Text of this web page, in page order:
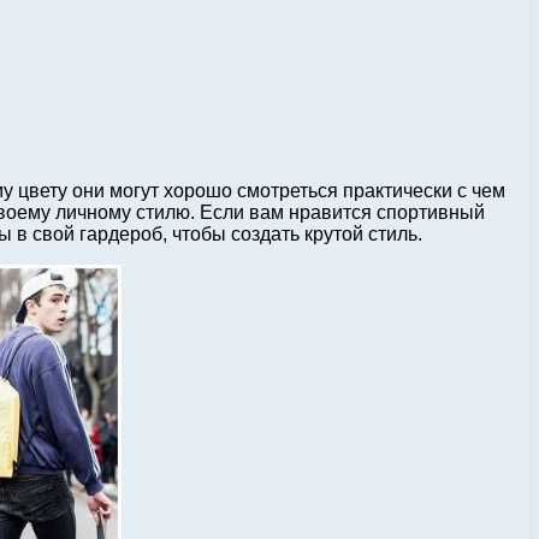
они могут хорошо смотреться практически с чем
личному стилю. Если вам нравится спортивный
свой гардероб, чтобы создать крутой стиль.